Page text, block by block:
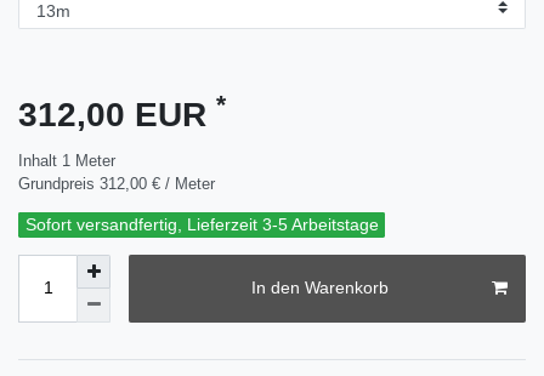
312,00 EUR *
Inhalt 1 Meter
Grundpreis 312,00 € / Meter
Sofort versandfertig, Lieferzeit 3-5 Arbeitstage
In den Warenkorb